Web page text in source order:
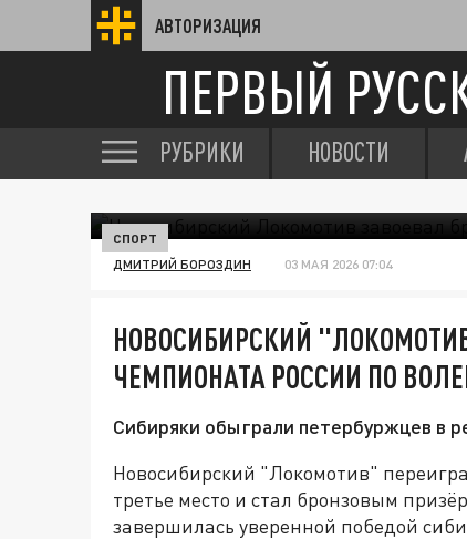
АВТОРИЗАЦИЯ
ПЕРВЫЙ
РУБРИКИ НОВОСТИ
СПОРТ
ДМИТРИЙ БОРОЗДИН 03 МАЯ 2026 07:04
НОВОСИБИРСКИЙ
ЧЕМПИОНАТА РОССИИ ПО
Сибиряки обыграли петербуржцев в
Новосибирский "Локомотив"
третье место и стал бронзовым
завершилась уверенной победой